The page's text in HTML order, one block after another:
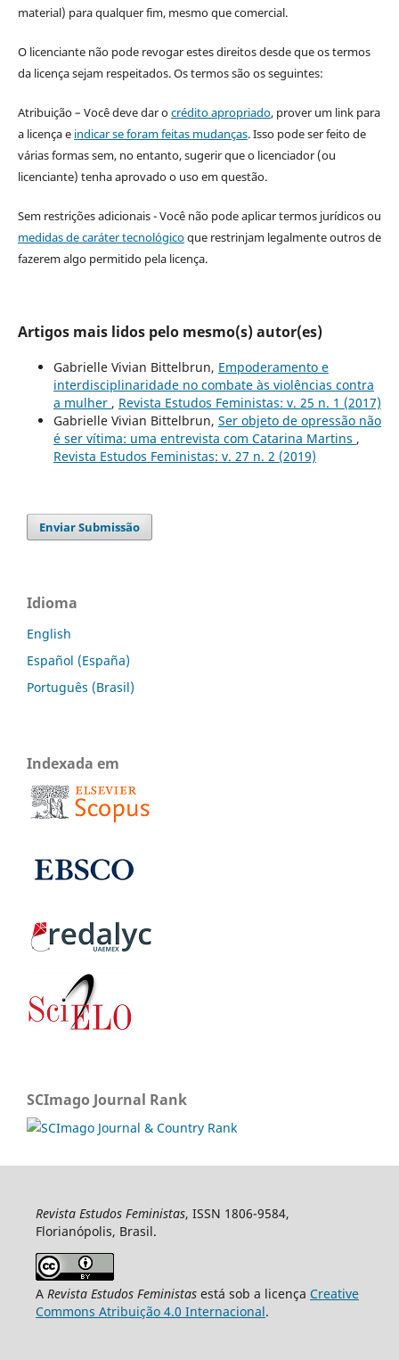
material) para qualquer fim, mesmo que comercial.
O licenciante não pode revogar estes direitos desde que os termos
da licença sejam respeitados. Os termos são os seguintes:
Atribuição – Você deve dar ocrédito apropriado, prover um link para
a licença e indicar se foram feitas mudanças. Isso pode ser feito de
várias formas sem, no entanto, sugerir que o licenciador (ou
licenciante) tenha aprovado o uso em questão.
Sem restrições adicionais - Você não pode aplicar termos jurídicos ou
medidas de caráter tecnológicoque restrinjam legalmente outros de
fazerem algo permitido pela licença.
Artigos mais lidos pelo mesmo(s) autor(es)
Gabrielle Vivian Bittelbrun, Empoderamento e
interdisciplinaridade no combate às violências contra
a mulher , Revista Estudos Feministas: v. 25 n. 1 (2017)
Gabrielle Vivian Bittelbrun, Ser objeto de opressão não
é ser vítima: uma entrevista com Catarina Martins ,
Revista Estudos Feministas: v. 27 n. 2 (2019)
Enviar Submissão
Idioma
English
Español (España)
Português (Brasil)
Indexada em
SCImago Journal Rank
Revista Estudos Feministas, ISSN 1806-9584,
Florianópolis, Brasil.
A Revista Estudos Feministasestá sob a licença Creative
Commons Atribuição 4.0 Internacional.